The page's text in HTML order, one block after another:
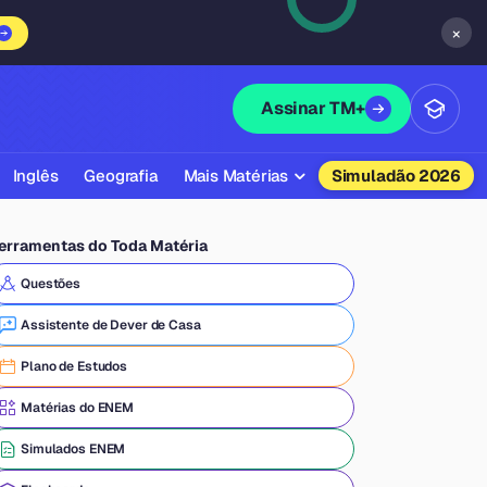
×
Assinar TM+
Inglês Geografia Mais Matérias
Química
Física
Filosofia
Literatura
Simuladão 2026
do Toda Matéria
Questões
Assistente de Dever de Casa
Plano de Estudos
Matérias do ENEM
Simulados ENEM